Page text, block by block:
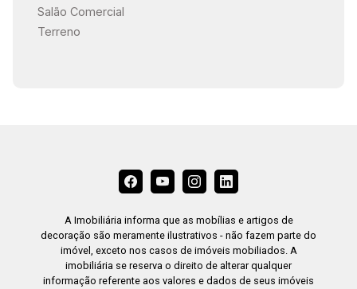
Salão Comercial
Terreno
A Imobiliária informa que as mobílias e artigos de
decoração são meramente ilustrativos - não fazem parte do
imóvel, exceto nos casos de imóveis mobiliados. A
imobiliária se reserva o direito de alterar qualquer
informação referente aos valores e dados de seus imóveis